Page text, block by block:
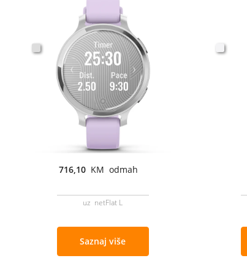
716,10 KM odmah
uz netFlat L
Saznaj više